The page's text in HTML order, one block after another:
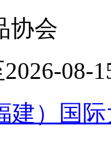
协会
08-
建）国